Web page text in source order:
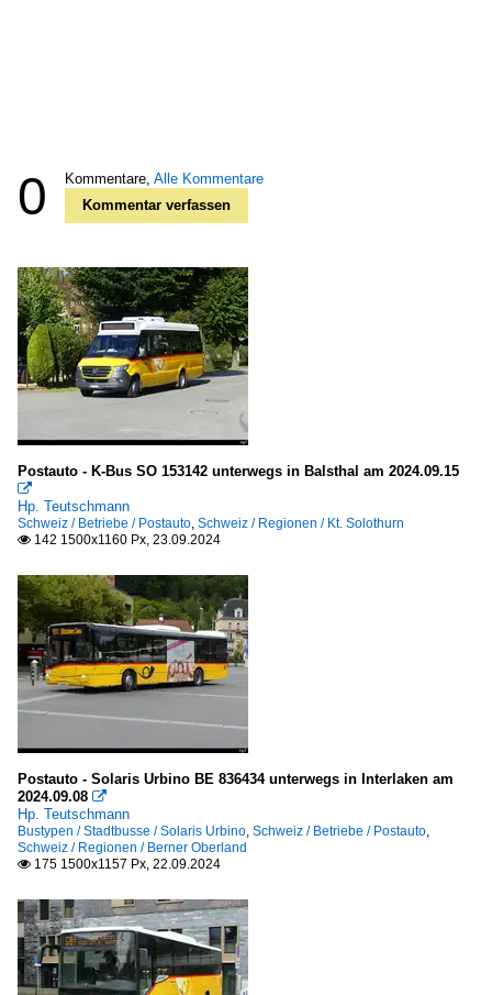
0 Kommentare, Alle Kommentare
Kommentar verfassen
Postauto - K-Bus SO 153142 unterwegs in Balsthal am 2024.09.15

Hp. Teutschmann
Schweiz / Betriebe / Postauto, Schweiz / Regionen / Kt. Solothurn
 142 1500x1160 Px, 23.09.2024
Postauto - Solaris Urbino BE 836434 unterwegs in Interlaken am
2024.09.08 
Hp. Teutschmann
Bustypen / Stadtbusse / Solaris Urbino, Schweiz / Betriebe / Postauto,
Schweiz / Regionen / Berner Oberland
 175 1500x1157 Px, 22.09.2024